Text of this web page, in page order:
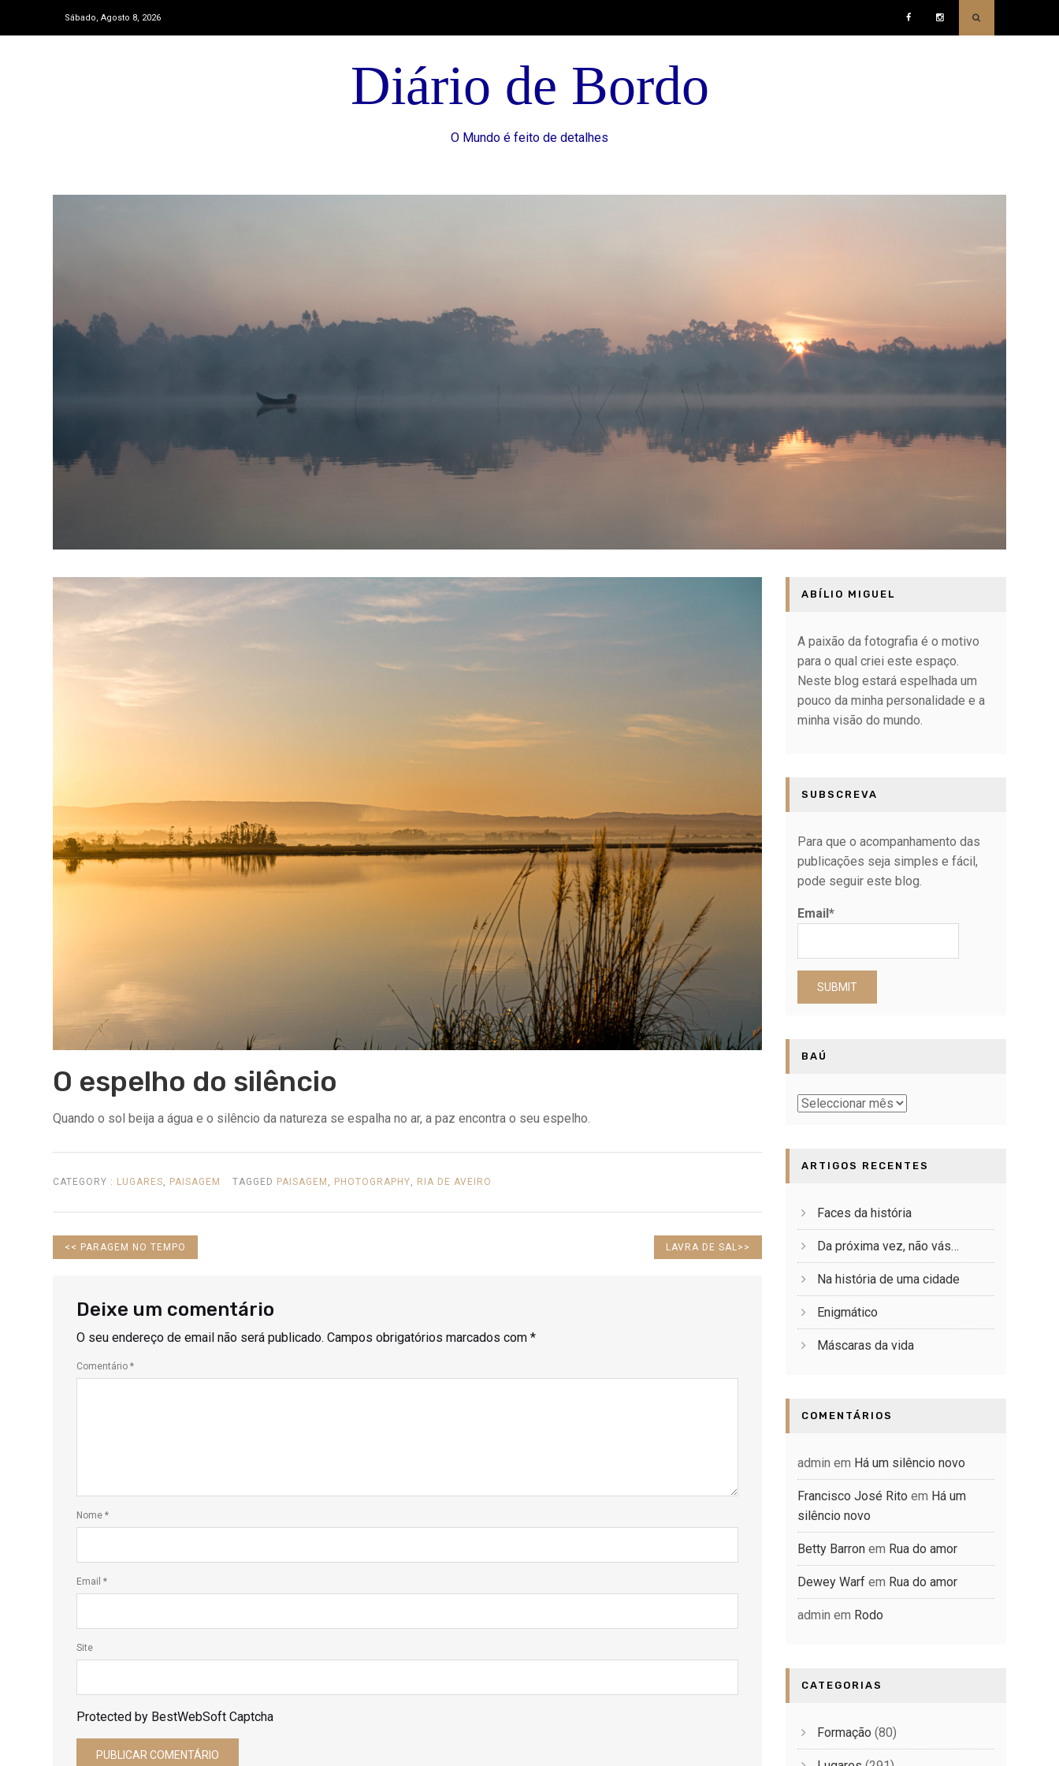
Sábado, Agosto 8, 2026 FacebookInstagram
Diário de Bordo
O Mundo é feito de detalhes
O espelho do silêncio
Quando o sol beija a água e o silêncio da natureza se espalha no ar, a paz encontra o seu espelho.
CATEGORY : LUGARES, PAISAGEM TAGGED PAISAGEM , PHOTOGRAPHY, RIA DE AVEIRO
<< PREVIOUS
POST:
PARAGEM NO TEMPO
NEXT
POST:
LAVRA DE SAL>>
Deixe um comentário
O seu endereço de email não será publicado. Campos obrigatórios marcados com *
Comentário *
Nome *
Email *
Site
Protected by BestWebSoft Captcha
ABÍLIO MIGUEL
A paixão da fotografia é o motivo
para o qual criei este espaço.
Neste blog estará espelhada um
pouco da minha personalidade e a
minha visão do mundo.
SUBSCREVA
Para que o acompanhamento das
publicações seja simples e fácil,
pode seguir este blog.
Email*
BAÚ
Baú
ARTIGOS RECENTES
Faces da história
Da próxima vez, não vás…
Na história de uma cidade
Enigmático
Máscaras da vida
COMENTÁRIOS
admin em Há um silêncio novo
Francisco José Rito em Há um
silêncio novo
Betty Barron em Rua do amor
Dewey Warf em Rua do amor
admin em Rodo
CATEGORIAS
Formação (80)